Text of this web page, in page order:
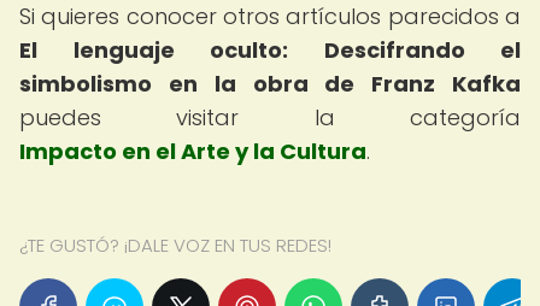
Si quieres conocer otros artículos parecidos a
El lenguaje oculto: Descifrando el
simbolismo en la obra de Franz Kafka
puedes visitar la categoría
Impacto en el Arte y la Cultura.
¿TE GUSTÓ? ¡DALE VOZ EN TUS REDES!